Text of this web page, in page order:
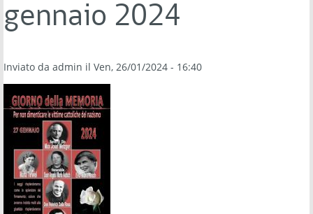
gennaio 2024
Inviato da admin il Ven, 26/01/2024 - 16:40